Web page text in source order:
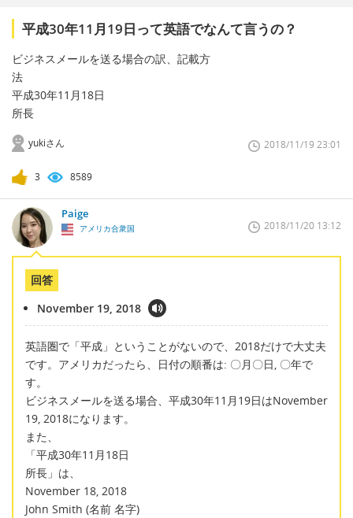
平成30年11月19日って英語でなんて言うの？
ビジネスメールを送る場合の訳、記載方
法
平成30年11月18日
所長
yukiさん 2018/11/19 23:01
3 8589
Paige
アメリカ合衆国 2018/11/20 13:12
回答
November 19, 2018
英語圏で「平成」ということがないので、2018だけで大丈夫
です。アメリカだったら、日付の順番は: 〇月〇日, 〇年で
す。
ビジネスメールを送る場合、平成30年11月19日はNovember
19, 2018になります。
また、
「平成30年11月18日
所長」は、
November 18, 2018
John Smith (名前 名字)